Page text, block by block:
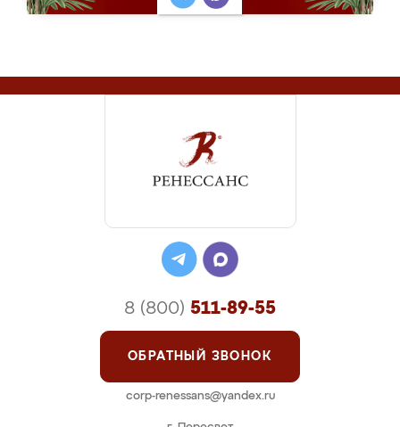
8 (800) 511-89-55
ОБРАТНЫЙ ЗВОНОК
corp-renessans@yandex.ru